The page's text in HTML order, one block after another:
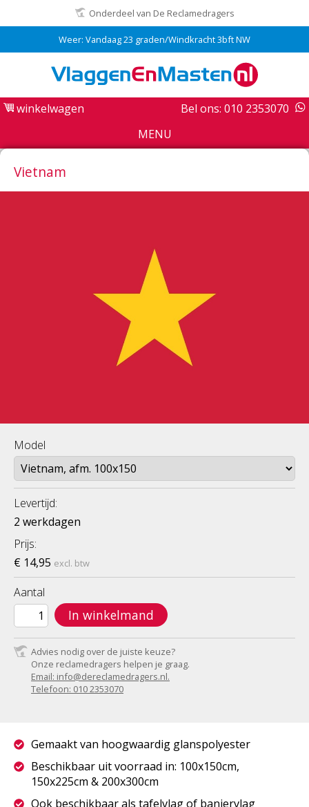
Onderdeel van De Reclamedragers
Weer: Vandaag 23 graden/Windkracht 3bft NW
winkelwagen
Bel ons: 010 2353070
MENU
Vietnam
Model
Levertijd:
2 werkdagen
Prijs:
€ 14,95 excl. btw
Aantal
In winkelmand
Advies nodig over de juiste keuze?
Onze reclamedragers helpen je graag.
Email: info@dereclamedragers.nl.
Telefoon: 010 2353070
Gemaakt van hoogwaardig glanspolyester
Beschikbaar uit voorraad in: 100x150cm,
150x225cm & 200x300cm
Ook beschikbaar als tafelvlag of baniervlag